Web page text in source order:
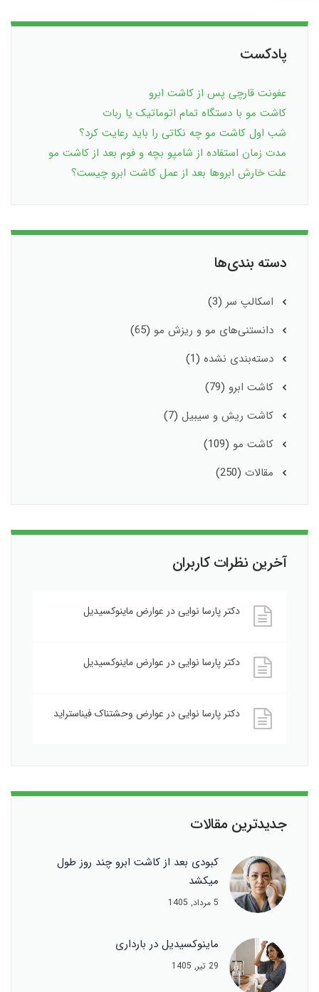
پادکست
عفونت قارچی پس از کاشت ابرو
کاشت مو با دستگاه تمام اتوماتیک یا ربات
شب اول کاشت مو چه نکاتی را باید رعایت کرد؟
مدت زمان استفاده از شامپو بچه و فوم بعد از کاشت مو
علت خارش ابروها بعد از عمل کاشت ابرو چیست؟
دسته بندی‌ها
اسکالپ سر (3)
دانستنی‌های مو و ریزش مو (65)
دسته‌بندی نشده (1)
کاشت ابرو (79)
کاشت ریش و سیبیل (7)
کاشت مو (109)
مقالات (250)
آخرین نظرات کاربران
دکتر پارسا نواییدر عوارض ماینوکسیدیل
دکتر پارسا نواییدر عوارض ماینوکسیدیل
دکتر پارسا نواییدر عوارض وحشتناک فیناستراید
جدیدترین مقالات
کبودی بعد از کاشت ابرو چند روز طول
میکشد
5 مرداد, 1405
ماینوکسیدیل در بارداری
29 تیر, 1405